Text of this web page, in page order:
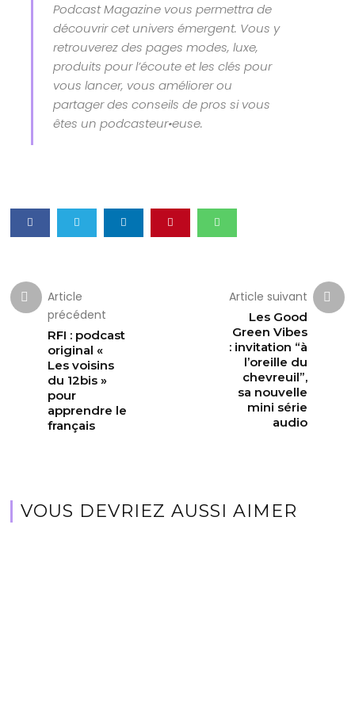
Podcast Magazine vous permettra de
découvrir cet univers émergent. Vous y
retrouverez des pages modes, luxe,
produits pour l’écoute et les clés pour
vous lancer, vous améliorer ou
partager des conseils de pros si vous
êtes un podcasteur•euse.
Article
précédent
RFI : podcast
original «
Les voisins
du 12bis »
pour
apprendre le
français
Article suivant
Les Good
Green Vibes
: invitation “à
l’oreille du
chevreuil”,
sa nouvelle
mini série
audio
VOUS DEVRIEZ AUSSI AIMER